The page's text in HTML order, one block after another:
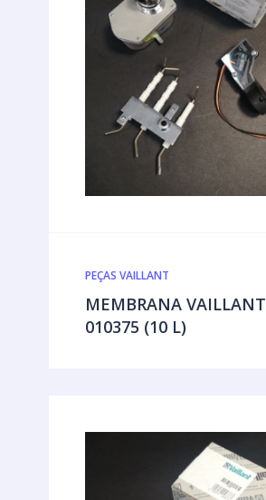
PEÇAS VAILLANT
MEMBRANA VAILLANT
010375 (10 L)